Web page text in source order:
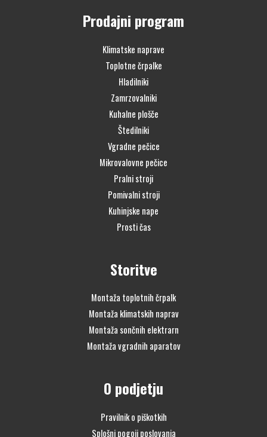
Prodajni program
Klimatske naprave
Toplotne črpalke
Hladilniki
Zamrzovalniki
Kuhalne plošče
Štedilniki
Vgradne pečice
Mikrovalovne pečice
Pralni stroji
Pomivalni stroji
Kuhinjske nape
Prosti čas
Storitve
Montaža toplotnih črpalk
Montaža klimatskih naprav
Montaža sončnih elektrarn
Montaža vgradnih aparatov
O podjetju
Pravilnik o piškotkih
Splošni pogoji poslovanja